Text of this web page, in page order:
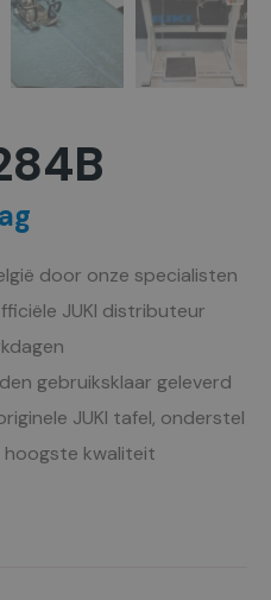
door onze specialisten
JUKI distributeur
gebruiksklaar geleverd
JUKI tafel, onderstel
kwaliteit